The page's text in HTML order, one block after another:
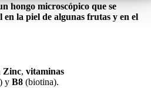
hongo microscópico que se
la piel de algunas frutas y en el
Zinc, vitaminas
y B8 (biotina).